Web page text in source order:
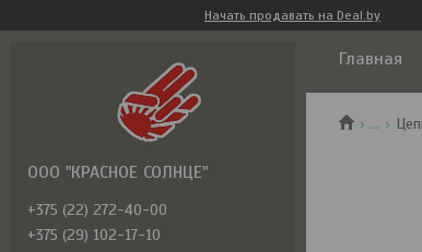
Начать продавать на Deal.by
Главная
...
ООО "КРАСНОЕ СОЛНЦЕ"
+375 (22) 272-40-00
+375 (29) 102-17-10